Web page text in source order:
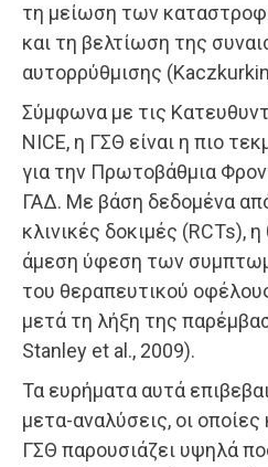
τη μείωση των
και τη βελτίωση της
αυτορρύθμισης
Σύμφωνα με τις
NICE, η ΓΣΘ είναι η πιο
για την Πρωτοβάθμια
ΓΑΔ. Με βάση δεδομένα
κλινικές δοκιμές (RCTs),
άμεση ύφεση των
του θεραπευτικού
μετά τη λήξη της
Stanley et al., 2009).
Τα ευρήματα αυτά
μετα-αναλύσεις, οι οποίες
ΓΣΘ παρουσιάζει υψηλά